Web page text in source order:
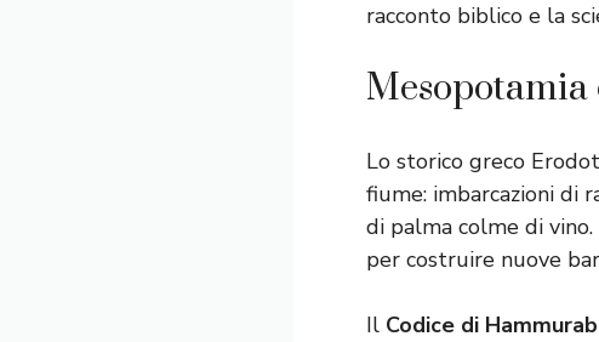
racconto biblico e la
Lo storico greco
fiume: imbarcazioni di
di palma colme di vino.
per costruire nuove
Il Codice di